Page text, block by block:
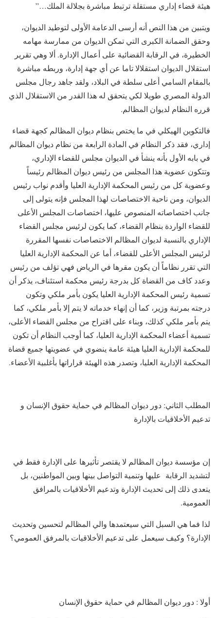
هيئة قضاء إداري مستقلة ترتبط مباشرة بجلالة الملك…”
ويتبين من هذا النص أنه أرسى الدعامة الأولى لتوطيد الديوان،
وحقق الضمانة الكبرى التي تمكن الديوان من ممارسة مهامه
الخطيرة، في الرقابة القضائية على أعمال الإدارة. ألا وهي تقرير
استقلال الديوان استقلالا تاما عن أي جهة إدارة، وربطه مباشرة
بالمقام السامي أعلى سلطة في البلاد، ولقد جاهد رجال مجلس
الدولة المصري طويلا لكي يتحقق له هذا القدر من الاستقلال الذي
قرره النظام لديوان المظالم.
فالتكوين الهيكلي في ما يختص بنظام ديوان المظالم كجهة قضاء
إداري، فقد ذكر النظام في المادة الرابعة من نظام ديوان المظالم
في بابه الأول بأنه ينشأ في الديوان مجلس للقضاء الإداري،
وتتكون عضوية هذا المجلس من رئيس ديوان المظالم رئيساً
وعضوية كل من رئيس المحكمة الإدارية العليا وأقدم نواب رئيس
الديوان، ومن ناحية الاختصاصات لهذا المجلس فإنه يتولى إلى
جانب اختصاصاته المنصوص عليها، اختصاصات المجلس الأعلى
للقضاء الواردة بنظام القضاء، كما يكون لرئيس مجلس القضاء
الإداري بالنسبة لديوان المظالم الاختصاصات نفسها المقررة
لرئيس المجلس الأعلى للقضاء، أما عن المحكمة الإدارية العليا
التي تقرر نظاماً أن يكون مقرها في الرياض فهي تؤلف من رئيس
وعدد كاف من القضاة كل بدرجة رئيس محكمة استئناف، يذكر أن
تسمية رئيس المحكمة الإدارية العليا يكون بأمر ملكي وتكون
درجته بمرتبة وزير، كما أن إنهاء خدماته لا يتم إلا بأمر ملكي، كما
يتم بأمر ملكي كذلك، وبناء على اقتراح من مجلس القضاء الأعلى،
تسمية أعضاء المحكمة الإدارية العليا، كما أوجب النظام أن تكون
للمحكمة الإدارية العليا هيئة عامة ينضوي في عضويتها جميع قضاة
المحكمة الإدارية العليا، وتصدر هذه الهيئة قراراتها بأغلبية الأعضاء.
المطلب الثاني: دور ديوان المظالم في حماية حقوق الإنسان و
تدعيم الأخلاقيات بالإدارة
إن مؤسسة ديوان المظالم لا يقتصر تأثيرها على الإدارة فقط في
لتشديد الرقابة عليها وتنمية التواصل بينها وبين المواطنين، بل
يتعدى ذلك إلى تحديث الإدارة وتدعيم الأخلاقيات بالمرافق
العمومية.
لذا فما هي السبل التي سيعتمدها والي المظالم لتحسين وتحديث
الإدارة؟ وكيف سيعمل على تدعيم الأخلاقيات بالمرفق العمومي؟
أولا : دور ديوان المظالم في حماية حقوق الإنسان